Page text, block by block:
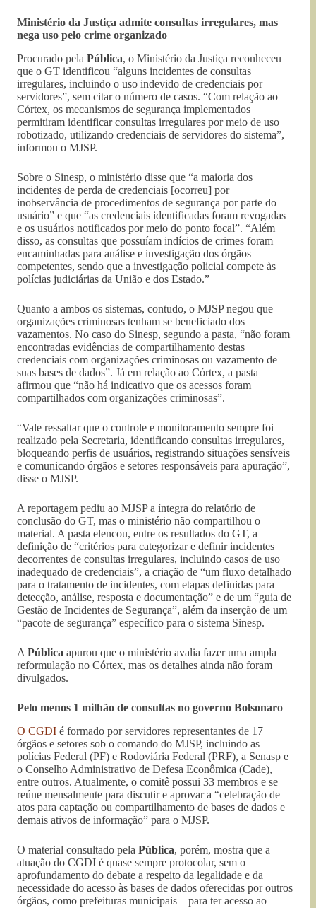
Ministério da Justiça admite consultas irregulares, mas
nega uso pelo crime organizado
Procurado pela Pública, o Ministério da Justiça reconheceu
que o GT identificou “alguns incidentes de consultas
irregulares, incluindo o uso indevido de credenciais por
servidores”, sem citar o número de casos. “Com relação ao
Córtex, os mecanismos de segurança implementados
permitiram identificar consultas irregulares por meio de uso
robotizado, utilizando credenciais de servidores do sistema”,
informou o MJSP.
Sobre o Sinesp, o ministério disse que “a maioria dos
incidentes de perda de credenciais [ocorreu] por
inobservância de procedimentos de segurança por parte do
usuário” e que “as credenciais identificadas foram revogadas
e os usuários notificados por meio do ponto focal”. “Além
disso, as consultas que possuíam indícios de crimes foram
encaminhadas para análise e investigação dos órgãos
competentes, sendo que a investigação policial compete às
polícias judiciárias da União e dos Estado.”
Quanto a ambos os sistemas, contudo, o MJSP negou que
organizações criminosas tenham se beneficiado dos
vazamentos. No caso do Sinesp, segundo a pasta, “não foram
encontradas evidências de compartilhamento destas
credenciais com organizações criminosas ou vazamento de
suas bases de dados”. Já em relação ao Córtex, a pasta
afirmou que “não há indicativo que os acessos foram
compartilhados com organizações criminosas”.
“Vale ressaltar que o controle e monitoramento sempre foi
realizado pela Secretaria, identificando consultas irregulares,
bloqueando perfis de usuários, registrando situações sensíveis
e comunicando órgãos e setores responsáveis para apuração”,
disse o MJSP.
A reportagem pediu ao MJSP a íntegra do relatório de
conclusão do GT, mas o ministério não compartilhou o
material. A pasta elencou, entre os resultados do GT, a
definição de “critérios para categorizar e definir incidentes
decorrentes de consultas irregulares, incluindo casos de uso
inadequado de credenciais”, a criação de “um fluxo detalhado
para o tratamento de incidentes, com etapas definidas para
detecção, análise, resposta e documentação” e de um “guia de
Gestão de Incidentes de Segurança”, além da inserção de um
“pacote de segurança” específico para o sistema Sinesp.
A Pública apurou que o ministério avalia fazer uma ampla
reformulação no Córtex, mas os detalhes ainda não foram
divulgados.
Pelo menos 1 milhão de consultas no governo Bolsonaro
O CGDI é formado por servidores representantes de 17
órgãos e setores sob o comando do MJSP, incluindo as
polícias Federal (PF) e Rodoviária Federal (PRF), a Senasp e
o Conselho Administrativo de Defesa Econômica (Cade),
entre outros. Atualmente, o comitê possui 33 membros e se
reúne mensalmente para discutir e aprovar a “celebração de
atos para captação ou compartilhamento de bases de dados e
demais ativos de informação” para o MJSP.
O material consultado pela Pública, porém, mostra que a
atuação do CGDI é quase sempre protocolar, sem o
aprofundamento do debate a respeito da legalidade e da
necessidade do acesso às bases de dados oferecidas por outros
órgãos, como prefeituras municipais – para ter acesso ao